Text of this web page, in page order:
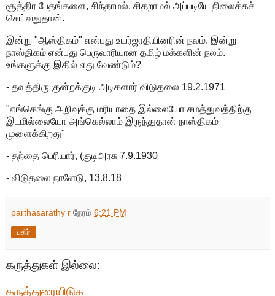
சூத்திர பேதங்களை, சிந்தாமல், சிதறாமல் அப்படியே நிலைக்கச்
செய்வதுதான்.
இன்று "ஆஸ்திகம்" என்பது உயர்ஜாதியினரின் நலம். இன்று
நாஸ்திகம் என்பது பெருவாரியான தமிழ் மக்களின் நலம்.
உங்களுக்கு இதில் எது வேண்டும்?
- தவத்திரு குன்றக்குடி அடிகளார் விடுதலை 19.2.1971
"எங்கெங்கு அறிவுக்கு மரியாதை இல்லையோ சமத்துவத்திற்கு
இடமில்லையோ அங்கெல்லாம் இருந்துதான் நாஸ்திகம்
முளைக்கிறது"
- தந்தை பெரியார், (குடிஅரசு 7.9.1930
- விடுதலை நாளேடு, 13.8.18
parthasarathy r நேரம் 6:21 PM
பகிர்
கருத்துகள் இல்லை:
கருத்துரையிடுக